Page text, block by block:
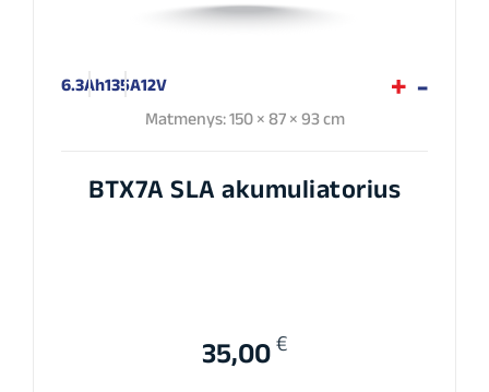
6.3Ah135A12V
Matmenys: 150 × 87 × 93 cm
BTX7A SLA akumuliatorius
35,00 €